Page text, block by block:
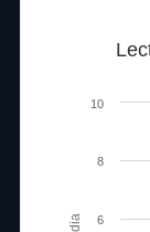
6
8
10